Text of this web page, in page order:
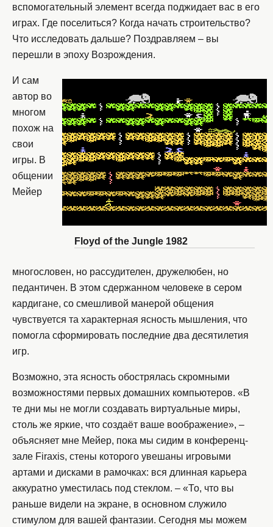
вспомогательный элемент всегда поджидает вас в его
играх. Где поселиться? Когда начать строительство?
Что исследовать дальше? Поздравляем – вы
перешли в эпоху Возрождения.
Floyd of the Jungle 1982
И сам
автор во
многом
похож на
свои
игры. В
общении
Мейер
многословен, но рассудителен, дружелюбен, но
педантичен. В этом сдержанном человеке в сером
кардигане, со смешливой манерой общения
чувствуется та характерная ясность мышления, что
помогла сформировать последние два десятилетия
игр.
Возможно, эта ясность обострялась скромными
возможностями первых домашних компьютеров. «В
те дни мы не могли создавать виртуальные миры,
столь же яркие, что создаёт ваше воображение», –
объясняет мне Мейер, пока мы сидим в конференц-
зале Firaxis, стены которого увешаны игровыми
артами и дисками в рамочках: вся длинная карьера
аккуратно уместилась под стеклом. – «То, что вы
раньше видели на экране, в основном служило
стимулом для вашей фантазии. Сегодня мы можем